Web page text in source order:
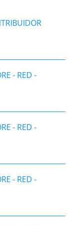
- RED -
- RED -
- RED -